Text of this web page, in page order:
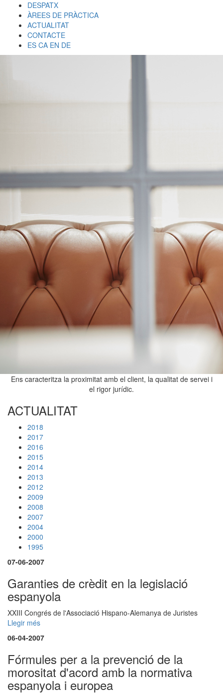
DESPATX
ÀREES DE PRÀCTICA
ACTUALITAT
CONTACTE
ES CA EN DE
Ens caracteritza la proximitat amb el client, la qualitat de servei i
el rigor jurídic.
ACTUALITAT
2018
2017
2016
2015
2014
2013
2012
2009
2008
2007
2004
2000
1995
07-06-2007
Garanties de crèdit en la legislació
espanyola
XXIII Congrés de l'Associació Hispano-Alemanya de Juristes
Llegir més
06-04-2007
Fórmules per a la prevenció de la
morositat d'acord amb la normativa
espanyola i europea